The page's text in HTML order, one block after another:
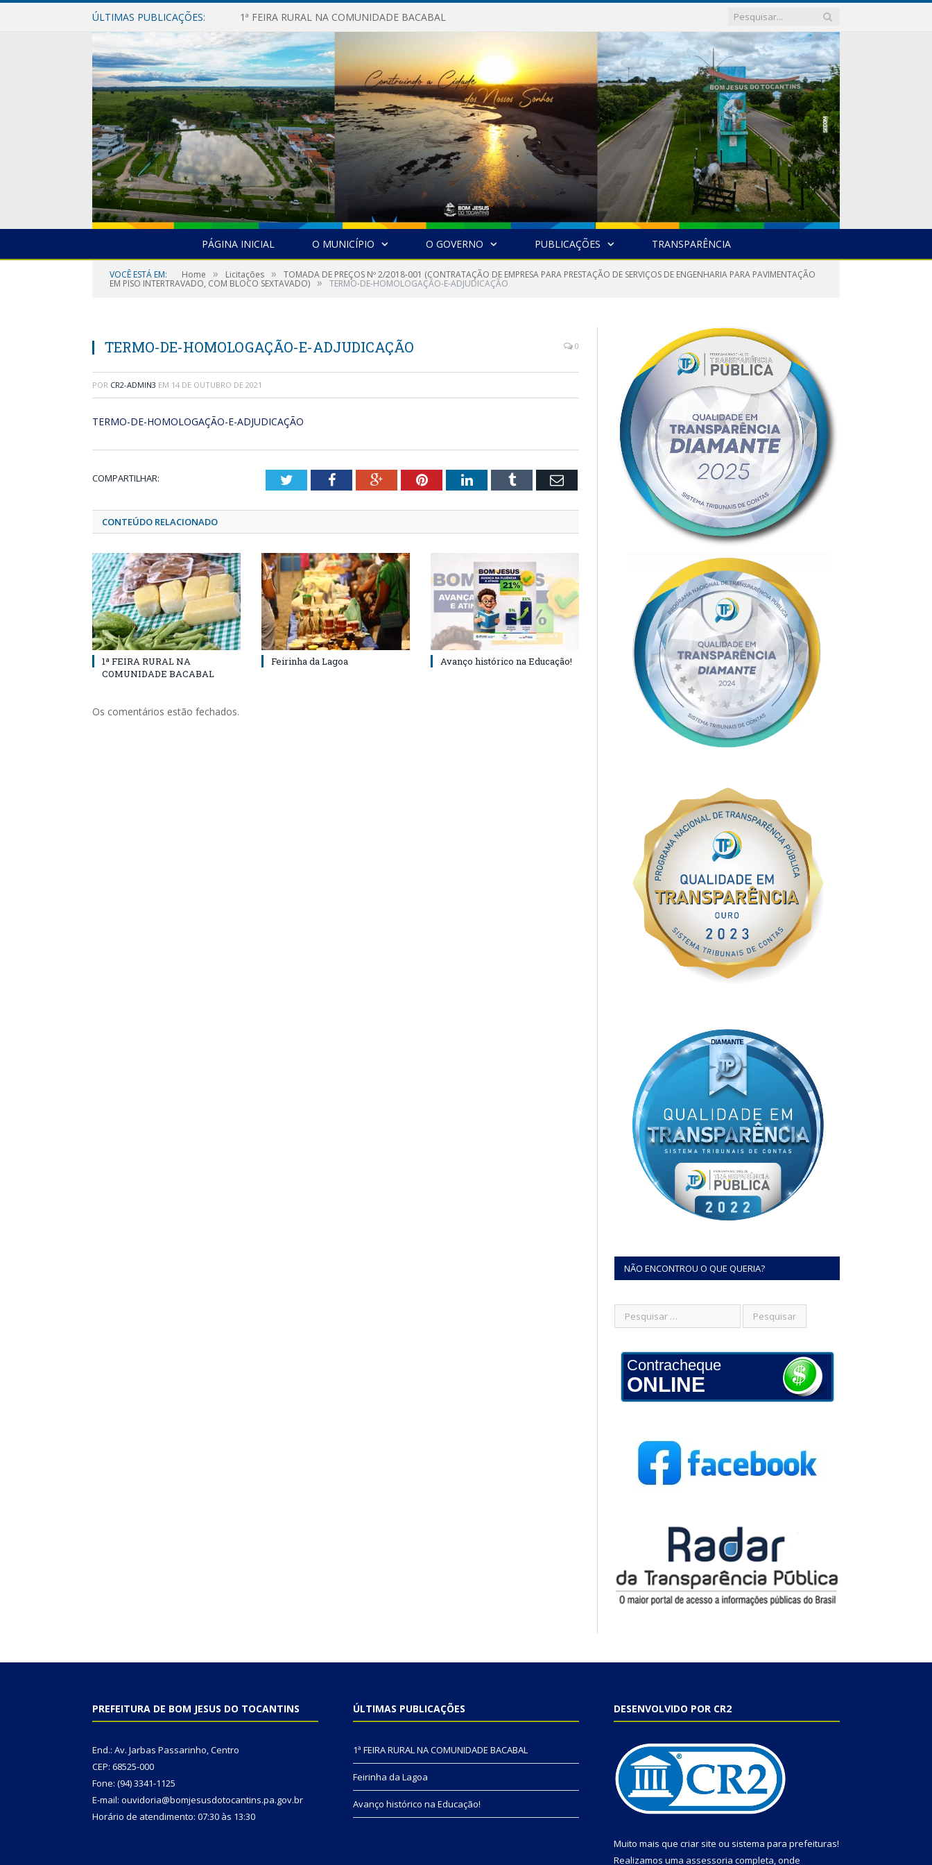
ÚLTIMAS PUBLICAÇÕES: 1ª FEIRA RURAL NA COMUNIDADE BACABAL
PÁGINA INICIAL O MUNICÍPIO O GOVERNO PUBLICAÇÕES TRANSPARÊNCIA
VOCÊ ESTÁ EM: Home » Licitações » TOMADA DE PREÇOS Nº 2/2018-001 (CONTRATAÇÃO DE EMPRESA PARA PRESTAÇÃO DE SERVIÇOS DE ENGENHARIA PARA PAVIMENTAÇÃO
EM PISO INTERTRAVADO, COM BLOCO SEXTAVADO) » TERMO-DE-HOMOLOGAÇÃO-E-ADJUDICAÇÃO
TERMO-DE-HOMOLOGAÇÃO-E-ADJUDICAÇÃO 0
POR CR2-ADMIN3 EM 14 DE OUTUBRO DE 2021
TERMO-DE-HOMOLOGAÇÃO-E-ADJUDICAÇÃO
COMPARTILHAR: TwitterFacebookGoogle+PinterestLinkedInTumblr Email
CONTEÚDO RELACIONADO
1ª FEIRA RURAL NA
COMUNIDADE BACABAL
Feirinha da Lagoa Avanço histórico na Educação!
Os comentários estão fechados.
NÃO ENCONTROU O QUE QUERIA?
Contracheque
ONLINE
PREFEITURA DE BOM JESUS DO TOCANTINS
End.: Av. Jarbas Passarinho, Centro
CEP: 68525-000
Fone: (94) 3341-1125
E-mail: ouvidoria@bomjesusdotocantins.pa.gov.br
Horário de atendimento: 07:30 às 13:30
ÚLTIMAS PUBLICAÇÕES
1ª FEIRA RURAL NA COMUNIDADE BACABAL
Feirinha da Lagoa
Avanço histórico na Educação!
DESENVOLVIDO POR CR2
Muito mais que criar site ou sistema para prefeituras!
Realizamos uma assessoria completa, onde